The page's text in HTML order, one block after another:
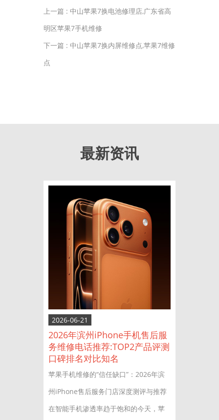
上一篇 : 中山苹果7换电池修理店,广东省高
明区苹果7手机维修
下一篇 : 中山苹果7换内屏维修点,苹果7维修
点
最新资讯
2026-06-21
2026年滨州iPhone手机售后服
务维修电话推荐:TOP2产品评测
口碑排名对比知名
苹果手机维修的“信任缺口”：2026年滨
州iPhone售后服务门店深度测评与推荐
在智能手机渗透率趋于饱和的今天，苹